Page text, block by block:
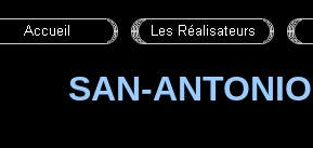
SAN-